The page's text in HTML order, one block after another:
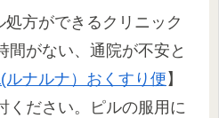
処方ができるクリニック
間がない、通院が不安と
ルナルナ）おくすり便 】
ください。ピルの服用に